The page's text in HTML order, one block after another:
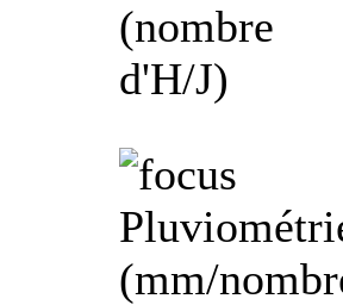
(nombre
d'H/J)
(mm/